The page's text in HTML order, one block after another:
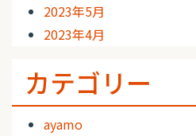
2023年5月
2023年4月
カテゴリー
ayamo